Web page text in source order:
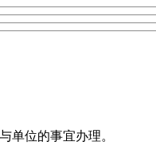
单位的事宜办理。